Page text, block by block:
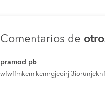
Comentarios de
pramod pb